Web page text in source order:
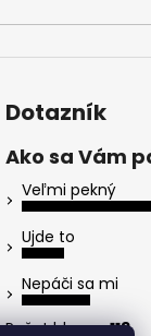
Dotazník
Ako sa Vám
Veľmi pekný
Ujde to
Nepáči sa mi
Počet hlasov:113